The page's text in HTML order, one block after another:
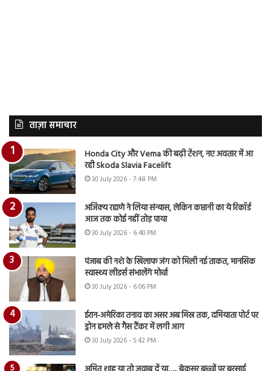
ताज़ा समाचार
Honda City और Verna की बढ़ी टेंशन, नए अवतार में आ
रही Skoda Slavia Facelift
30 July 2026 - 7:48 PM
अजिंक्य रहाणे ने लिया संन्यास, लेकिन कप्तानी का ये रिकॉर्ड
आज तक कोई नहीं तोड़ पाया
30 July 2026 - 6:40 PM
पंजाब की नशे के खिलाफ जंग को मिली नई ताकत, मानसिक
स्वास्थ्य लीडर्स संभालेंगे मोर्चा
30 July 2026 - 6:06 PM
ईरान-अमेरिका तनाव का असर अब मिस्र तक, दमियाता पोर्ट पर
ड्रोन हमले से गैस टैंकर में लगी आग
30 July 2026 - 5:42 PM